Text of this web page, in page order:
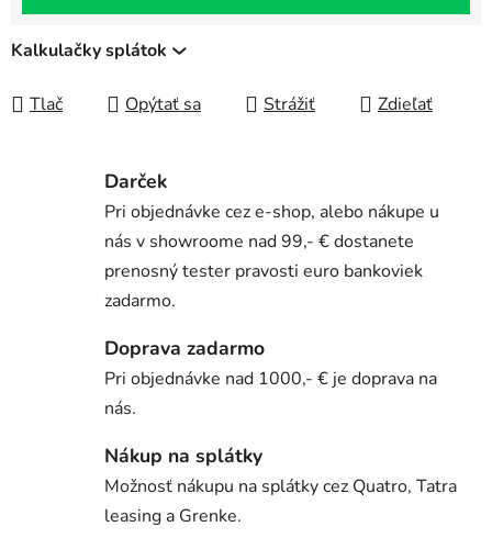
Kalkulačky splátok
Tlač Opýtať sa Strážiť Zdieľať
Darček
Pri objednávke cez e-shop, alebo nákupe u
nás v showroome nad 99,- € dostanete
prenosný tester pravosti euro bankoviek
zadarmo.
Doprava zadarmo
Pri objednávke nad 1000,- € je doprava na
nás.
Nákup na splátky
Možnosť nákupu na splátky cez Quatro, Tatra
leasing a Grenke.